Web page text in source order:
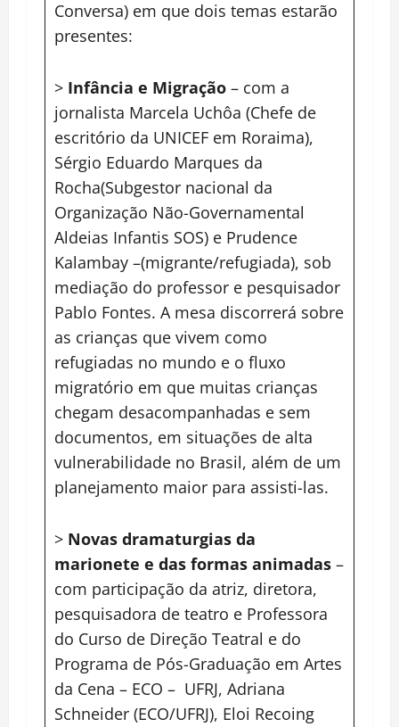
Conversa) em que dois temas estarão
presentes:
> Infância e Migração – com a
jornalista Marcela Uchôa (Chefe de
escritório da UNICEF em Roraima),
Sérgio Eduardo Marques da
Rocha(Subgestor nacional da
Organização Não-Governamental
Aldeias Infantis SOS) e Prudence
Kalambay –(migrante/refugiada), sob
mediação do professor e pesquisador
Pablo Fontes. A mesa discorrerá sobre
as crianças que vivem como
refugiadas no mundo e o fluxo
migratório em que muitas crianças
chegam desacompanhadas e sem
documentos, em situações de alta
vulnerabilidade no Brasil, além de um
planejamento maior para assisti-las.
> Novas dramaturgias da
marionete e das formas animadas –
com participação da atriz, diretora,
pesquisadora de teatro e Professora
do Curso de Direção Teatral e do
Programa de Pós-Graduação em Artes
da Cena – ECO – UFRJ, Adriana
Schneider (ECO/UFRJ), Eloi Recoing